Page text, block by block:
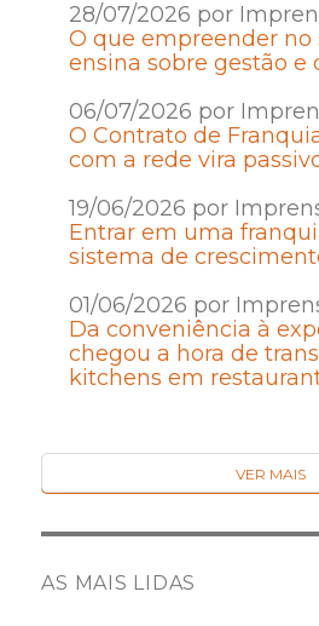
28/07/2026 por
O que empreender no
ensina sobre gestão e
06/07/2026 por
O Contrato de
com a rede vira
19/06/2026 por
Entrar em uma
sistema de
01/06/2026 por
Da conveniência à
chegou a hora de
kitchens em
VER MAIS
AS MAIS LIDAS